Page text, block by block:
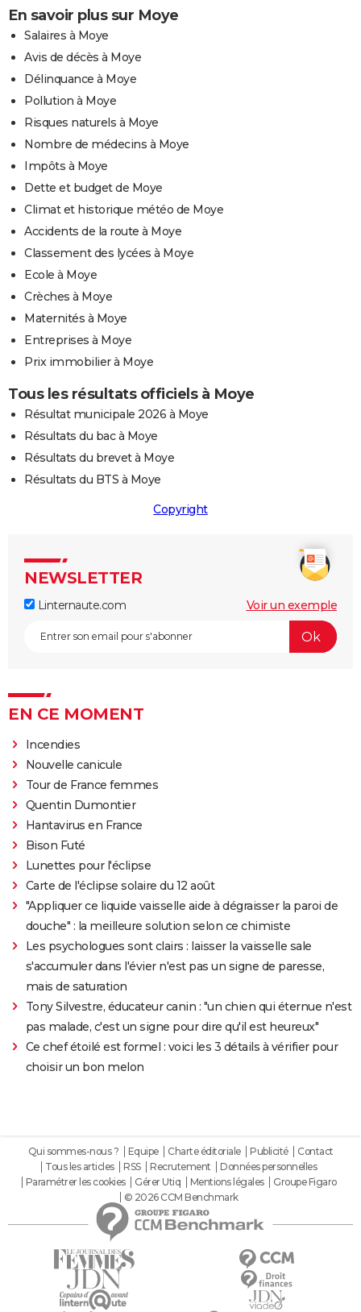
En savoir plus sur Moye
Salaires à Moye
Avis de décès à Moye
Délinquance à Moye
Pollution à Moye
Risques naturels à Moye
Nombre de médecins à Moye
Impôts à Moye
Dette et budget de Moye
Climat et historique météo de Moye
Accidents de la route à Moye
Classement des lycées à Moye
Ecole à Moye
Crèches à Moye
Maternités à Moye
Entreprises à Moye
Prix immobilier à Moye
Tous les résultats officiels à Moye
Résultat municipale 2026 à Moye
Résultats du bac à Moye
Résultats du brevet à Moye
Résultats du BTS à Moye
Copyright
NEWSLETTER
Linternaute.com Voir un exemple
EN CE MOMENT
Incendies
Nouvelle canicule
Tour de France femmes
Quentin Dumontier
Hantavirus en France
Bison Futé
Lunettes pour l'éclipse
Carte de l'éclipse solaire du 12 août
"Appliquer ce liquide vaisselle aide à dégraisser la paroi de
douche" : la meilleure solution selon ce chimiste
Les psychologues sont clairs : laisser la vaisselle sale
s'accumuler dans l'évier n'est pas un signe de paresse,
mais de saturation
Tony Silvestre, éducateur canin : "un chien qui éternue n'est
pas malade, c'est un signe pour dire qu'il est heureux"
Ce chef étoilé est formel : voici les 3 détails à vérifier pour
choisir un bon melon
Qui sommes-nous ? Equipe Charte éditoriale Publicité
Contact
Tous les articles
RSS Recrutement
Données personnelles
Paramétrer les cookies
Gérer Utiq Mentions légales
Groupe Figaro
© 2026 CCM Benchmark